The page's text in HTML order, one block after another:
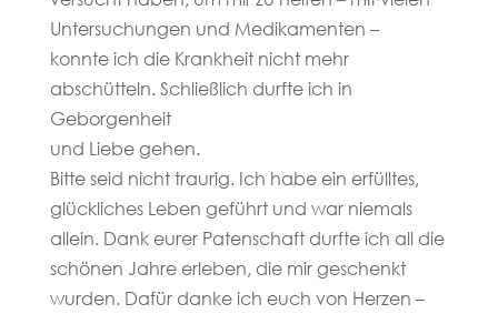
Untersuchungen und Medikamenten –
konnte ich die Krankheit nicht mehr
abschütteln. Schließlich durfte ich in
Geborgenheit
und Liebe gehen.
Bitte seid nicht traurig. Ich habe ein erfülltes,
glückliches Leben geführt und war niemals
allein. Dank eurer Patenschaft durfte ich all die
schönen Jahre erleben, die mir geschenkt
wurden. Dafür danke ich euch von Herzen –